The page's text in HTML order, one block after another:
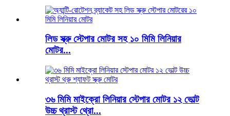
লিড স্ক্রু স্টেপার মোটর সহ ১০ মিমি লিনিয়ার
মোটর...
৩৬ মিমি মাইক্রো লিনিয়ার স্টেপার মোটর ১২ ভোল্ট
উচ্চ থ্রাস্ট থ্রো...